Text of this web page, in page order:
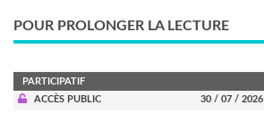
POUR PROLONGER LA LECTURE
PARTICIPATIF
ACCÈS PUBLIC
30 / 07 / 2026